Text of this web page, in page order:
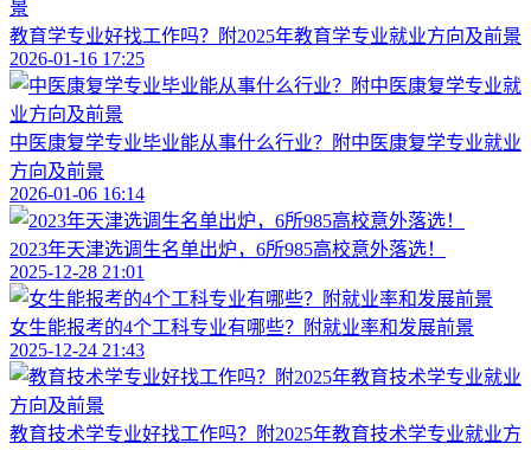
教育学专业好找工作吗？附2025年教育学专业就业方向及前景
2026-01-16 17:25
中医康复学专业毕业能从事什么行业？附中医康复学专业就业
方向及前景
2026-01-06 16:14
2023年天津选调生名单出炉，6所985高校意外落选！
2025-12-28 21:01
女生能报考的4个工科专业有哪些？附就业率和发展前景
2025-12-24 21:43
教育技术学专业好找工作吗？附2025年教育技术学专业就业方